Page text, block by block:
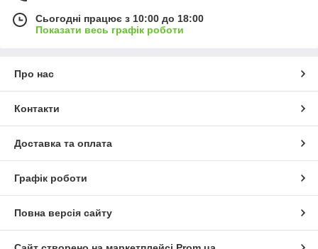
Сьогодні працює з 10:00 до 18:00
Показати весь графік роботи
Про нас
Контакти
Доставка та оплата
Графік роботи
Повна версія сайту